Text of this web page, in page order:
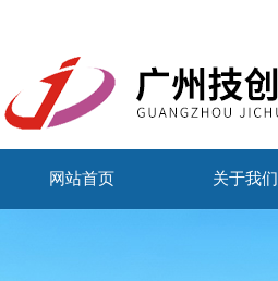
网站首页 关于我们